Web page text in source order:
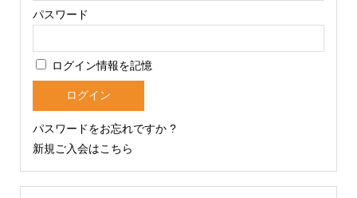
パスワード
ログイン情報を記憶
パスワードをお忘れですか ?
新規ご入会はこちら